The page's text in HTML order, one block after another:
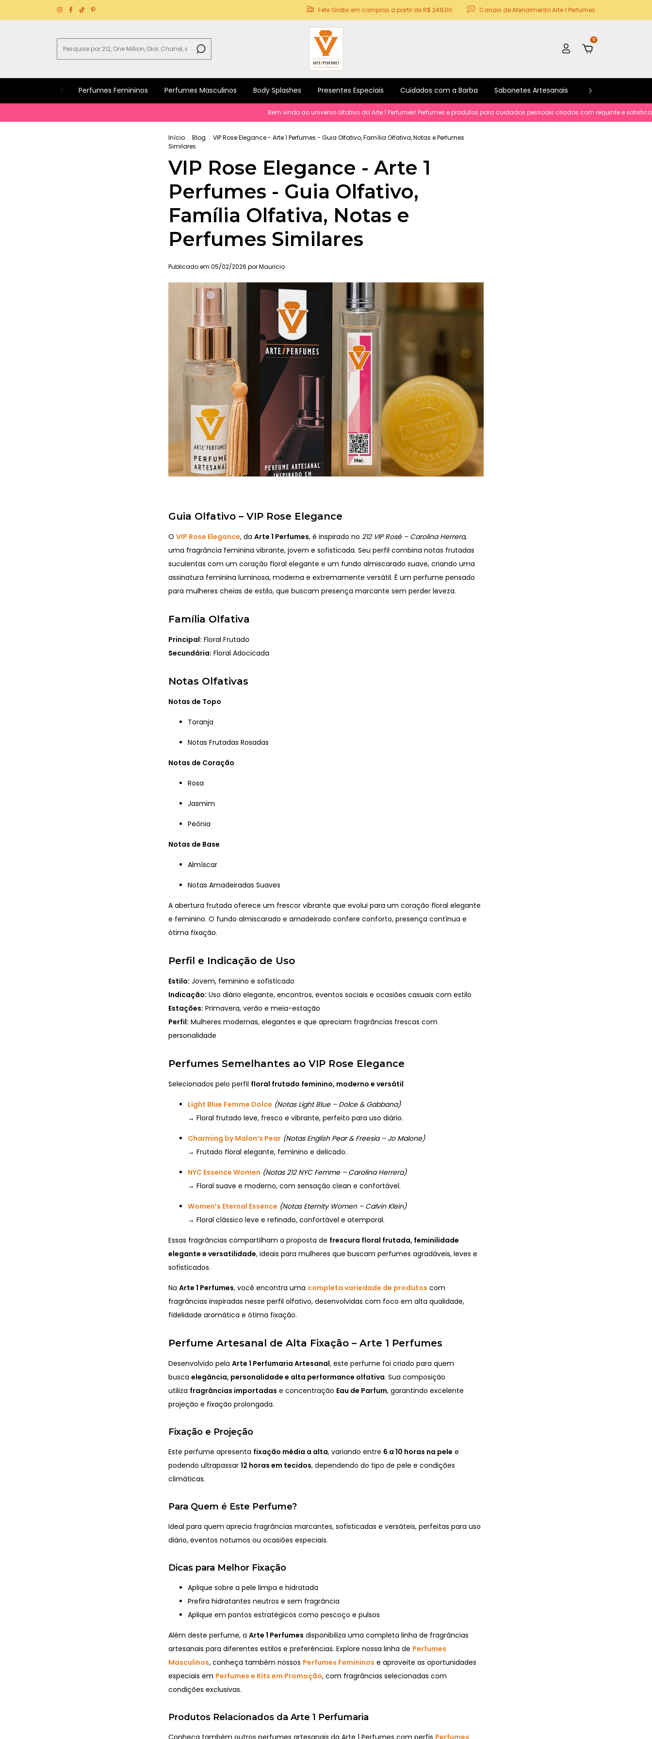
Fete Grátis em compras a partir de R$ 249,00 Canais de Atendimento Arte 1 Perfumes
0
Perfumes Femininos Perfumes Masculinos Body Splashes Presentes Especiais Cuidados com a Barba Sabonetes Artesanais Kits e Promoções
Bem vindo ao universo olfativo da Arte 1 Perfumes! Perfumes e produtos para cuidados pessoais criados com requinte e sofisticacão.
Início . Blog . VIP Rose Elegance - Arte 1 Perfumes - Guia Olfativo, Família Olfativa, Notas e Perfumes
Similares
VIP Rose Elegance - Arte 1
Perfumes - Guia Olfativo,
Família Olfativa, Notas e
Perfumes Similares
Publicado em 05/02/2026 por Mauricio
Guia Olfativo – VIP Rose Elegance
O VIP Rose Elegance, da Arte 1 Perfumes, é inspirado no 212 VIP Rosé – Carolina Herrera,
uma fragrância feminina vibrante, jovem e sofisticada. Seu perfil combina notas frutadas
suculentas com um coração floral elegante e um fundo almiscarado suave, criando uma
assinatura feminina luminosa, moderna e extremamente versátil. É um perfume pensado
para mulheres cheias de estilo, que buscam presença marcante sem perder leveza.
Família Olfativa
Principal: Floral Frutado
Secundária: Floral Adocicada
Notas Olfativas
Notas de Topo
Toranja
Notas Frutadas Rosadas
Notas de Coração
Rosa
Jasmim
Peônia
Notas de Base
Almíscar
Notas Amadeiradas Suaves
A abertura frutada oferece um frescor vibrante que evolui para um coração floral elegante
e feminino. O fundo almiscarado e amadeirado confere conforto, presença contínua e
ótima fixação.
Perfil e Indicação de Uso
Estilo: Jovem, feminino e sofisticado
Indicação: Uso diário elegante, encontros, eventos sociais e ocasiões casuais com estilo
Estações: Primavera, verão e meia-estação
Perfil: Mulheres modernas, elegantes e que apreciam fragrâncias frescas com
personalidade
Perfumes Semelhantes ao VIP Rose Elegance
Selecionados pelo perfil floral frutado feminino, moderno e versátil
Light Blue Femme Dolce (Notas Light Blue – Dolce & Gabbana)
→ Floral frutado leve, fresco e vibrante, perfeito para uso diário.
Charming by Malon’s Pear (Notas English Pear & Freesia – Jo Malone)
→ Frutado floral elegante, feminino e delicado.
NYC Essence Women (Notas 212 NYC Femme – Carolina Herrera)
→ Floral suave e moderno, com sensação clean e confortável.
Women’s Eternal Essence (Notas Eternity Women – Calvin Klein)
→ Floral clássico leve e refinado, confortável e atemporal.
Essas fragrâncias compartilham a proposta de frescura floral frutada, feminilidade
elegante e versatilidade, ideais para mulheres que buscam perfumes agradáveis, leves e
sofisticados.
Na Arte 1 Perfumes, você encontra uma completa variedade de produtos com
fragrâncias inspiradas nesse perfil olfativo, desenvolvidas com foco em alta qualidade,
fidelidade aromática e ótima fixação.
Perfume Artesanal de Alta Fixação – Arte 1 Perfumes
Desenvolvido pela Arte 1 Perfumaria Artesanal, este perfume foi criado para quem
busca elegância, personalidade e alta performance olfativa. Sua composição
utiliza fragrâncias importadas e concentração Eau de Parfum, garantindo excelente
projeção e fixação prolongada.
Fixação e Projeção
Este perfume apresenta fixação média a alta, variando entre 6 a 10 horas na pele e
podendo ultrapassar 12 horas em tecidos, dependendo do tipo de pele e condições
climáticas.
Para Quem é Este Perfume?
Ideal para quem aprecia fragrâncias marcantes, sofisticadas e versáteis, perfeitas para uso
diário, eventos noturnos ou ocasiões especiais.
Dicas para Melhor Fixação
Aplique sobre a pele limpa e hidratada
Prefira hidratantes neutros e sem fragrância
Aplique em pontos estratégicos como pescoço e pulsos
Além deste perfume, a Arte 1 Perfumes disponibiliza uma completa linha de fragrâncias
artesanais para diferentes estilos e preferências. Explore nossa linha de Perfumes
Masculinos, conheça também nossos Perfumes Femininos e aproveite as oportunidades
especiais em Perfumes e Kits em Promoção, com fragrâncias selecionadas com
condições exclusivas.
Produtos Relacionados da Arte 1 Perfumaria
Conheça também outros perfumes artesanais da Arte 1 Perfumes com perfis Perfumes